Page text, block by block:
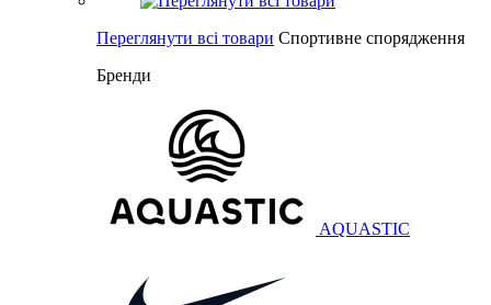
Переглянути всі товари Спортивне спорядження
Бренди
AQUASTIC